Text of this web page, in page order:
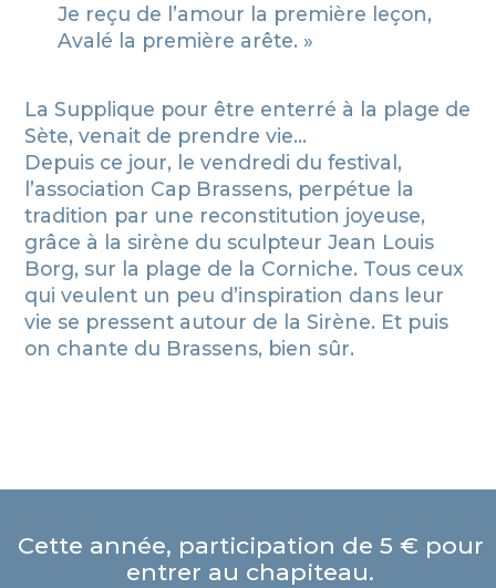
Je reçu de l’amour la première leçon,
Avalé la première arête. »
La Supplique pour être enterré à la plage de
Sète, venait de prendre vie…
Depuis ce jour, le vendredi du festival,
l’association Cap Brassens, perpétue la
tradition par une reconstitution joyeuse,
grâce à la sirène du sculpteur Jean Louis
Borg, sur la plage de la Corniche. Tous ceux
qui veulent un peu d’inspiration dans leur
vie se pressent autour de la Sirène. Et puis
on chante du Brassens, bien sûr.
Cette année, participation de 5 € pour
entrer au chapiteau.